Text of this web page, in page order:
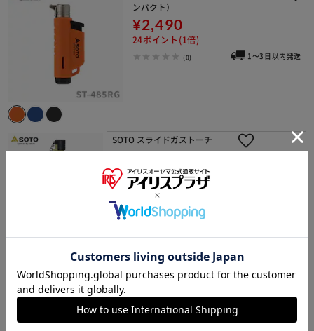
ンパクト）
¥2,490
24ポイント(1倍)
(0) 1～3日以内発送
SOTO スライドガストーチ
30ポイント(1倍)
ボ
¥9,420
94ポイント(1倍)
(0)